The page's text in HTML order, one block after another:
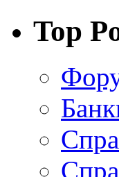
Top